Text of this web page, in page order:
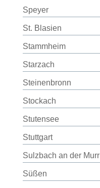
Speyer
St. Blasien
Stammheim
Starzach
Steinenbronn
Stockach
Stutensee
Stuttgart
Sulzbach an der Murr
Süßen